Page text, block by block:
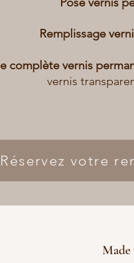
Remplissage
complète vernis
vernis
Réservez votre